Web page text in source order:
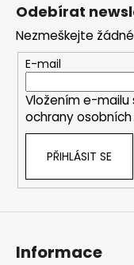
Odebírat
Nezmeškejte
E-mail
Vložením e-mailu
ochrany osobních
PŘIHLÁSIT SE
Informace